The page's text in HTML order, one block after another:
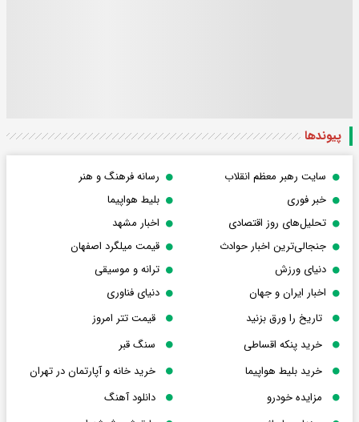
پیوندها
سایت رهبر معظم انقلاب
رسانه فرهنگ و هنر
خبر فوری
بلیط هواپیما
تحلیل‌های روز اقتصادی
اخبار مشهد
جنجالی‌ترین اخبار حوادث
قیمت میلگرد اصفهان
دنیای ورزش
ترانه و موسیقی
اخبار ایران و جهان
دنیای فناوری
تاریخ را ورق بزنید
قیمت تتر امروز
خرید پنکه اقساطی
سنگ قبر
خرید بلیط هواپیما
خرید خانه و آپارتمان در تهران
مزایده خودرو
دانلود آهنگ